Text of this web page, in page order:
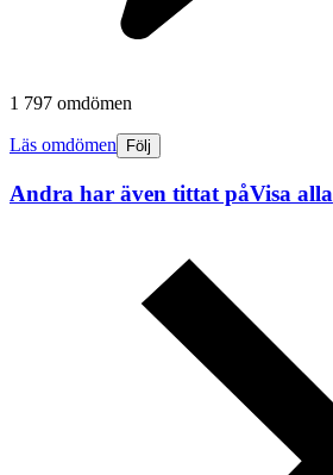
1 797 omdömen
Läs omdömen Följ
Andra har även tittat påVisa alla